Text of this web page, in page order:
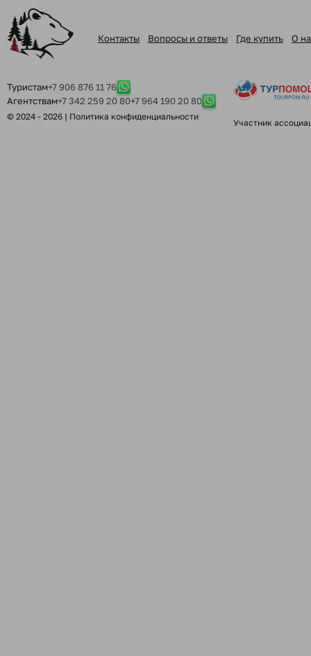
Контакты Вопросы и ответы Где купить О
Туристам+7 906 876 11 76
Агентствам+7 342 259 20 80+7 964 190 20 80
© 2024 - 2026 | Политика конфиденциальности
Участник